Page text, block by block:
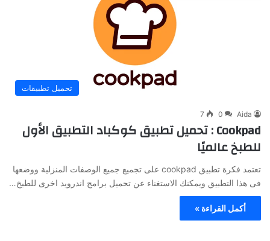
تحميل تطبيقات
Aida
0
7
Cookpad : تحميل تطبيق كوكباد التطبيق الأول
للطبخ عالميًا
تعتمد فكرة تطبيق cookpad على تجميع جميع الوصفات المنزلية ووضعها
فى هذا التطبيق ويمكنك الاستغناء عن تحميل برامج اندرويد اخرى للطبخ…
أكمل القراءة »